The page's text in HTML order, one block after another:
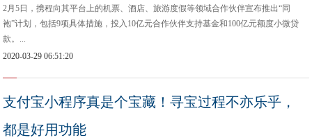
2月5日，携程向其平台上的机票、酒店、旅游度假等领域合作伙伴宣布推出“同
袍”计划，包括9项具体措施，投入10亿元合作伙伴支持基金和100亿元额度小微贷
款。...
2020-03-29 06:51:20
支付宝小程序真是个宝藏！寻宝过程不亦乐乎，
都是好用功能